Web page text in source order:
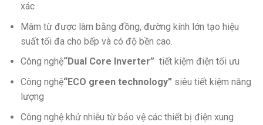
xác
Mâm từ được làm bằng đồng, đường kính lớn tạo hiệu
suất tối đa cho bếp và có độ bền cao.
Công nghệ“Dual Core Inverter”tiết kiệm điện tối ưu
Công nghệ“ECO green technology”siêu tiết kiệm năng
lượng
Công nghệ khử nhiễu từ bảo vệ các thiết bị điện xung